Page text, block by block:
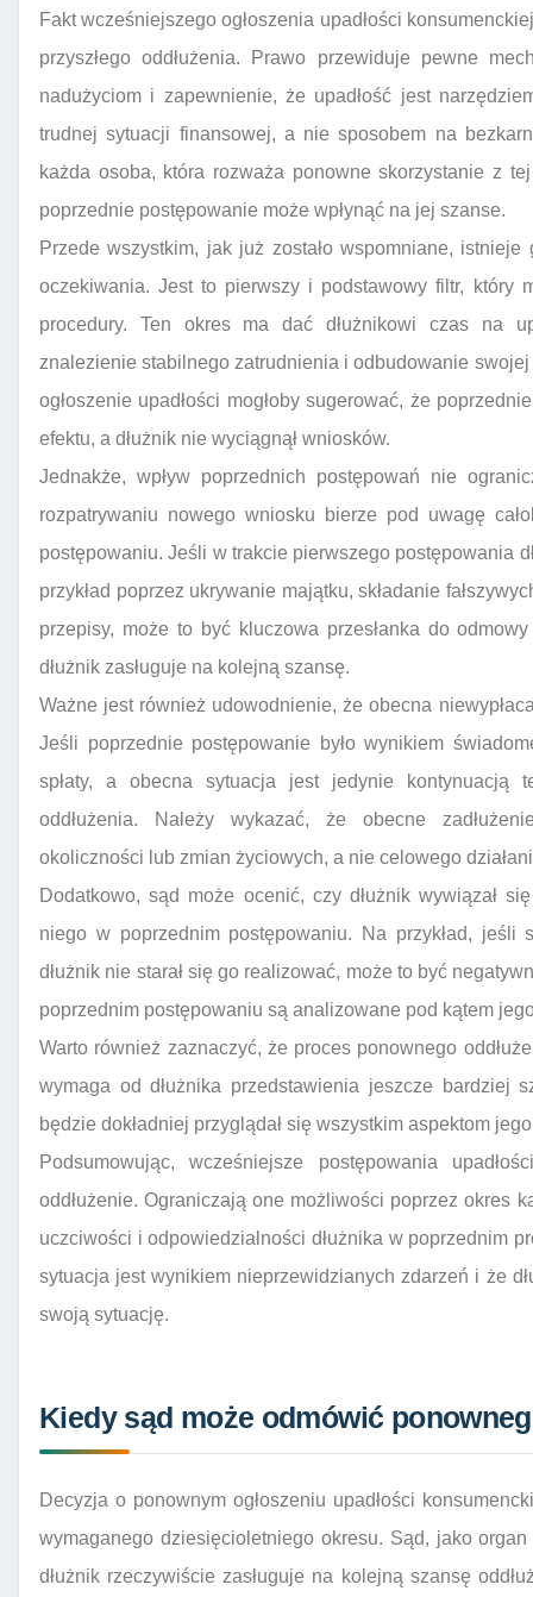
Fakt wcześniejszego ogłoszenia upadłości
przyszłego oddłużenia. Prawo przewiduje pewne
nadużyciom i zapewnienie, że upadłość jest
trudnej sytuacji finansowej, a nie sposobem na
każda osoba, która rozważa ponowne skorzystanie z
poprzednie postępowanie może wpłynąć na jej szanse.
Przede wszystkim, jak już zostało wspomniane,
oczekiwania. Jest to pierwszy i podstawowy filtr, który
procedury. Ten okres ma dać dłużnikowi czas na
znalezienie stabilnego zatrudnienia i odbudowanie
ogłoszenie upadłości mogłoby sugerować, że
efektu, a dłużnik nie wyciągnął wniosków.
Jednakże, wpływ poprzednich postępowań nie
rozpatrywaniu nowego wniosku bierze pod uwagę
postępowaniu. Jeśli w trakcie pierwszego postępowania
przykład poprzez ukrywanie majątku, składanie
przepisy, może to być kluczowa przesłanka do
dłużnik zasługuje na kolejną szansę.
Ważne jest również udowodnienie, że obecna
Jeśli poprzednie postępowanie było wynikiem
spłaty, a obecna sytuacja jest jedynie kontynuacją
oddłużenia. Należy wykazać, że obecne
okoliczności lub zmian życiowych, a nie celowego
Dodatkowo, sąd może ocenić, czy dłużnik wywiązał
niego w poprzednim postępowaniu. Na przykład, jeśli
dłużnik nie starał się go realizować, może to być
poprzednim postępowaniu są analizowane pod kątem
Warto również zaznaczyć, że proces ponownego
wymaga od dłużnika przedstawienia jeszcze bardziej
będzie dokładniej przyglądał się wszystkim aspektom
Podsumowując, wcześniejsze postępowania
oddłużenie. Ograniczają one możliwości poprzez okres
uczciwości i odpowiedzialności dłużnika w poprzednim
sytuacja jest wynikiem nieprzewidzianych zdarzeń i że
swoją sytuację.
Kiedy sąd może odmówić
Decyzja o ponownym ogłoszeniu upadłości
wymaganego dziesięcioletniego okresu. Sąd, jako
dłużnik rzeczywiście zasługuje na kolejną szansę